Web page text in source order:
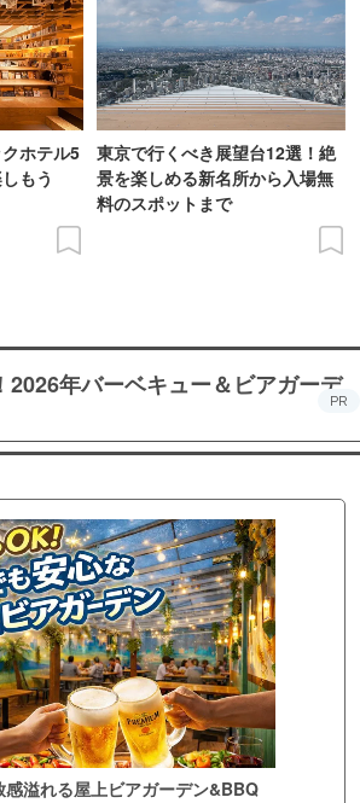
ホテル5
もう
東京で行くべき展望台12選！絶
景を楽しめる新名所から入場無
料のスポットまで
2026年バーベキュー＆ビアガーデ
PR
溢れる屋上ビアガーデン&BBQ